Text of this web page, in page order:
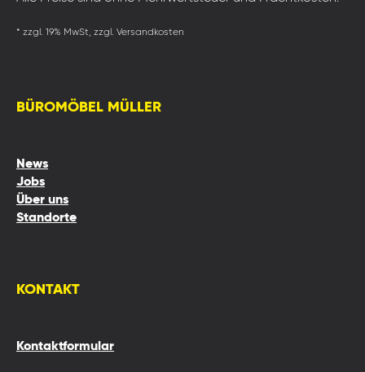
* zzgl. 19% MwSt, zzgl. Versandkosten
BÜROMÖBEL MÜLLER
News
Jobs
Über uns
Standorte
KONTAKT
Kontaktformular